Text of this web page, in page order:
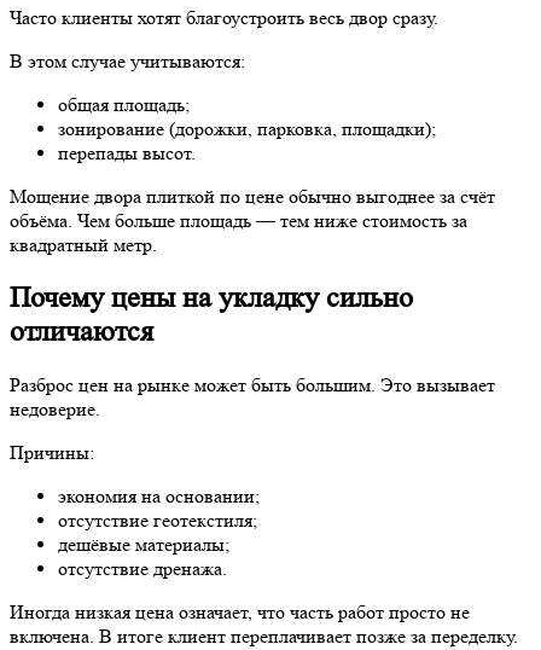
Часто клиенты хотят благоустроить весь двор сразу.
В этом случае учитываются:
общая площадь;
зонирование (дорожки, парковка, площадки);
перепады высот.
Мощение двора плиткой по цене обычно выгоднее за счёт
объёма. Чем больше площадь — тем ниже стоимость за
квадратный метр.
Почему цены на укладку сильно
отличаются
Разброс цен на рынке может быть большим. Это вызывает
недоверие.
Причины:
экономия на основании;
отсутствие геотекстиля;
дешёвые материалы;
отсутствие дренажа.
Иногда низкая цена означает, что часть работ просто не
включена. В итоге клиент переплачивает позже за переделку.